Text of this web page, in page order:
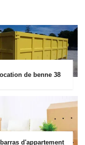
de benne 38
d'appartement